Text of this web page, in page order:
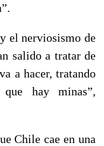
el nerviosismo de
salido a tratar de
a hacer, tratando
hay minas”,
Chile cae en una